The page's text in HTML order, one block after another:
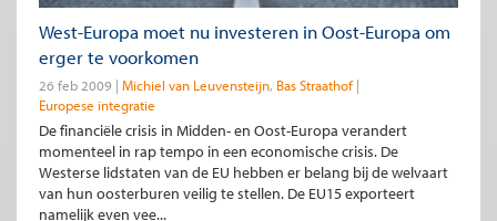
West-Europa moet nu investeren in Oost-Europa om
erger te voorkomen
26 feb 2009 Michiel van Leuvensteijn Bas Straathof
Europese integratie
De financiële crisis in Midden- en Oost-Europa verandert
momenteel in rap tempo in een economische crisis. De
Westerse lidstaten van de EU hebben er belang bij de welvaart
van hun oosterburen veilig te stellen. De EU15 exporteert
namelijk even vee...